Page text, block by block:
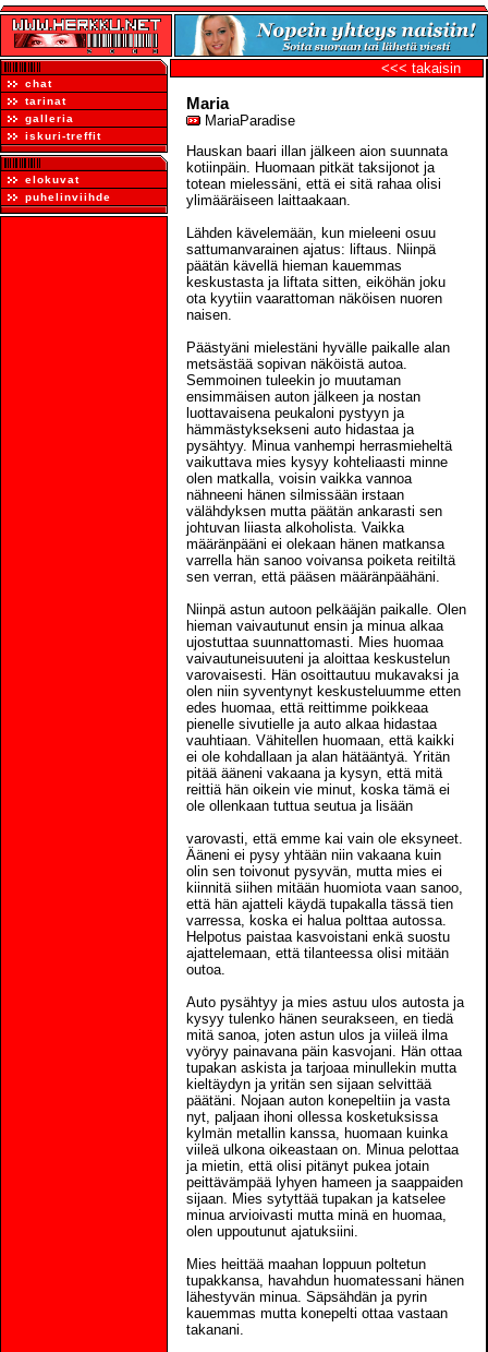
chat
tarinat
galleria
iskuri-treffit
elokuvat
puhelinviihde
<<< takaisin
Maria
MariaParadise
Hauskan baari illan jälkeen aion suunnata
kotiinpäin. Huomaan pitkät taksijonot ja
totean mielessäni, että ei sitä rahaa olisi
ylimääräiseen laittaakaan.
Lähden kävelemään, kun mieleeni osuu
sattumanvarainen ajatus: liftaus. Niinpä
päätän kävellä hieman kauemmas
keskustasta ja liftata sitten, eiköhän joku
ota kyytiin vaarattoman näköisen nuoren
naisen.
Päästyäni mielestäni hyvälle paikalle alan
metsästää sopivan näköistä autoa.
Semmoinen tuleekin jo muutaman
ensimmäisen auton jälkeen ja nostan
luottavaisena peukaloni pystyyn ja
hämmästyksekseni auto hidastaa ja
pysähtyy. Minua vanhempi herrasmieheltä
vaikuttava mies kysyy kohteliaasti minne
olen matkalla, voisin vaikka vannoa
nähneeni hänen silmissään irstaan
välähdyksen mutta päätän ankarasti sen
johtuvan liiasta alkoholista. Vaikka
määränpääni ei olekaan hänen matkansa
varrella hän sanoo voivansa poiketa reitiltä
sen verran, että pääsen määränpäähäni.
Niinpä astun autoon pelkääjän paikalle. Olen
hieman vaivautunut ensin ja minua alkaa
ujostuttaa suunnattomasti. Mies huomaa
vaivautuneisuuteni ja aloittaa keskustelun
varovaisesti. Hän osoittautuu mukavaksi ja
olen niin syventynyt keskusteluumme etten
edes huomaa, että reittimme poikkeaa
pienelle sivutielle ja auto alkaa hidastaa
vauhtiaan. Vähitellen huomaan, että kaikki
ei ole kohdallaan ja alan hätääntyä. Yritän
pitää ääneni vakaana ja kysyn, että mitä
reittiä hän oikein vie minut, koska tämä ei
ole ollenkaan tuttua seutua ja lisään
varovasti, että emme kai vain ole eksyneet.
Ääneni ei pysy yhtään niin vakaana kuin
olin sen toivonut pysyvän, mutta mies ei
kiinnitä siihen mitään huomiota vaan sanoo,
että hän ajatteli käydä tupakalla tässä tien
varressa, koska ei halua polttaa autossa.
Helpotus paistaa kasvoistani enkä suostu
ajattelemaan, että tilanteessa olisi mitään
outoa.
Auto pysähtyy ja mies astuu ulos autosta ja
kysyy tulenko hänen seurakseen, en tiedä
mitä sanoa, joten astun ulos ja viileä ilma
vyöryy painavana päin kasvojani. Hän ottaa
tupakan askista ja tarjoaa minullekin mutta
kieltäydyn ja yritän sen sijaan selvittää
päätäni. Nojaan auton konepeltiin ja vasta
nyt, paljaan ihoni ollessa kosketuksissa
kylmän metallin kanssa, huomaan kuinka
viileä ulkona oikeastaan on. Minua pelottaa
ja mietin, että olisi pitänyt pukea jotain
peittävämpää lyhyen hameen ja saappaiden
sijaan. Mies sytyttää tupakan ja katselee
minua arvioivasti mutta minä en huomaa,
olen uppoutunut ajatuksiini.
Mies heittää maahan loppuun poltetun
tupakkansa, havahdun huomatessani hänen
lähestyvän minua. Säpsähdän ja pyrin
kauemmas mutta konepelti ottaa vastaan
takanani.